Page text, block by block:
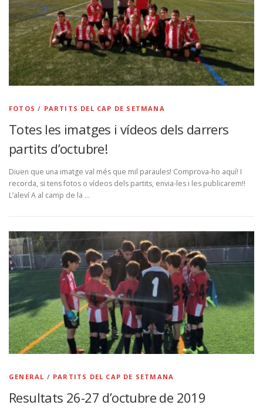
FOTOS / PARTITS DEL CAP DE SETMANA
Totes les imatges i vídeos dels darrers
partits d’octubre!
Diuen que una imatge val més que mil paraules! Comprova-ho aquí! I
recorda, si tens fotos o vídeos dels partits, envia-les i les publicarem!!
L’aleví A al camp de la …
GENERAL / PARTITS DEL CAP DE SETMANA
Resultats 26-27 d’octubre de 2019